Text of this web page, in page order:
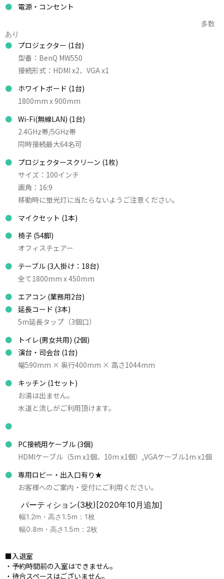
電源・コンセント
多数
あり
プロジェクター (1台)
型番：BenQ MW550
接続形式：HDMI x2、VGA x1
ホワイトボード (1台)
1800mm x 900mm
Wi-Fi(無線LAN) (1台)
2.4GHz帯/5GHz帯
同時接続最大64名可
プロジェクタースクリーン (1枚)
サイズ：100インチ
画角：16:9
移動時に蛍光灯に当たらないようご注意ください。
マイクセット (1本)
椅子 (54脚)
オフィスチェアー
テーブル (3人掛け：18台)
全て1800mm x 450mm
エアコン (業務用2台)
延長コード (3本)
5m延長タップ（3個口）
トイレ(男女共用) (2個)
演台・司会台 (1台)
幅590mm × 奥行400mm × 高さ1044mm
キッチン (1セット)
お湯は出ません。
水道と流しがご利用頂けます。
PC接続用ケーブル (3個)
HDMIケーブル（5m x1個、10m x1個）,VGAケーブル1m x1個
専用ロビー・出入口有り★
お客様へのご案内・受付にご利用ください。
パーティション(3枚)[2020年10月追加]
幅1.2m・高さ1.5m：1枚
幅0.8m・高さ1.5m：2枚
■入退室
・予約時間前の入室はできません。
・待合スペースはございません。